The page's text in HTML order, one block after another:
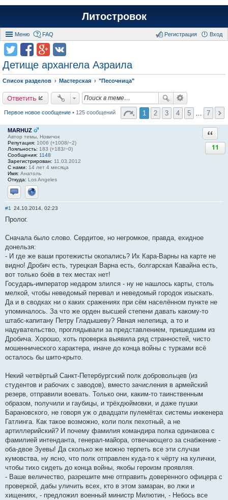
Литостровок
Меню FAQ Вход
Регистрация
Детище архангела Азраила
Список разделов Мастерская "Песочница"
Ответить
Первое новое сообщение• 125 сообщений 1 2 3 4 5 7
MARHUZ
Автор темы, Новичок
Репутация: 1006 (+1008/−2)
Лояльность: 183 (+183/−0)
Сообщения: 1148
Зарегистрирован: 11.03.2012
С нами: 14 лет 4 месяца
Имя: Анатоль
Откуда: Los Angeles
Отправить личное сообщение
Сайт
11
#1 24.10.2014, 02:23
Пролог.
Сначала было слово. Сердитое, но негромкое, правда, ехидное
донельзя:
- И где же ваши протежисты окопались? Их Кара-Варны на карте не
видно! Дробич есть, турецкая Варна есть, болгарская Кавайна есть,
вот только боёв в тех местах нет!
Государь-император недаром злился - ну не нашлось карты, столь
мелкой, чтобы неведомый перевал и неведомый городок изыскать.
Да и в сводках ни о каких сражениях при сём населённом пункте не
упоминалось. За что же орден высшей степени давать какому-то
штабс-капитану Петру Гладышеву? Явная нелепица, а то и
надувательство, проглядывали за представлением, пришедшим из
Дробича. Хорошо, хоть проверка выявила ряд странностей, чисто
мошеннического характера, иначе до конца войны с турками всё
осталось бы шито-крыто.
Некий четвёртый Санкт-Петербургский полк добровольцев (из
студентов и рабочих с заводов), вместо зачисления в армейский
резерв, отправили воевать. Только они, каким-то таинственным
образом, получили и гаубицы, и трёхдюймовки, и даже пушки
Барановского, не говоря уж о двадцати пулемётах системы инженера
Гатлинга. Как такое возможно, коли полк пехотный, а не
артиллерийский? И почему фамилия командира полка одинакова с
фамилией интенданта, генерал-майора, отвечающего за снабжение -
оба-двое Зуевы! Да сколько же можно терпеть все эти случаи
кумовства, ну ясно, что полк отправлен куда-то к чёрту на кулички,
чтобы тихо сидеть до конца войны, якобы героизм проявляя.
- Ваше величество, разрешите мне отправить доверенного офицера с
проверкой, дабы уличить всех, кто в этом замаран, во лжи и
хищениях, - предложил военный министр Милютин, - Небось все